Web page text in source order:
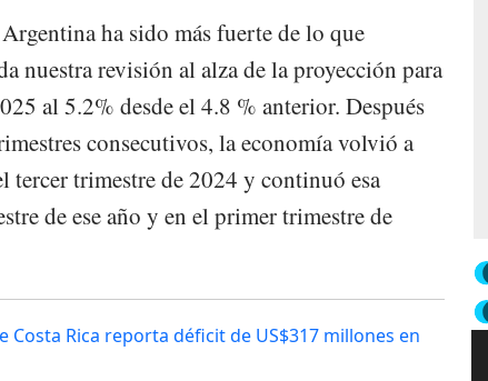
ha sido más fuerte de lo que
nuestra revisión al alza de la proyección para
al 5.2% desde el 4.8 % anterior. Después
consecutivos, la economía volvió a
tercer trimestre de 2024 y continuó esa
de ese año y en el primer trimestre de
Costa Rica reporta déficit de US$317 millones en